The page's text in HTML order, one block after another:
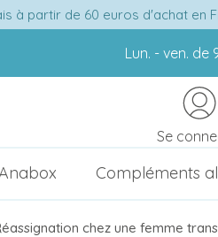
à partir de 60 euros d'achat en
Lun. - ven. de
Se
Compléments
chez une femme trans